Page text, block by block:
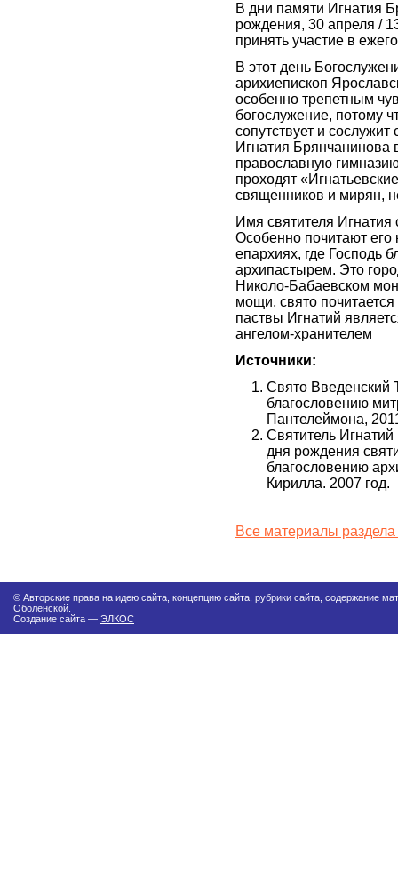
В дни памяти Игнатия
рождения, 30 апреля /
принять участие в
В этот день
арихиепископ
особенно трепетным
богослужение, потому
сопутствует и
Игнатия Брянчанинова
православную
проходят
священников и мирян,
Имя святителя
Особенно почитают его
епархиях, где Господь
архипастырем. Это
Николо-Бабаевском
мощи, свято
паствы Игнатий
ангелом-хранителем
Источники:
Свято Введенский
благословению
Пантелеймона,
Святитель
дня рождения
благословению
Кирилла. 2007 год.
Все материалы
© Авторские права на идею сайта, концепцию сайта, рубрики сайта, содержание
Оболенской.
Создание сайта — ЭЛКОС